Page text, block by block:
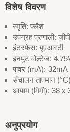
विशेष विवरण
स्मृति: फ्लैश
उपग्रह प्रणाली:
इंटरफेस: यूएआरटी
इनपुट वोल्टेज:
पावर (mA): 32mA
संचालन तापमान
आयाम (मिमी): 38 x
अनुप्रयोग